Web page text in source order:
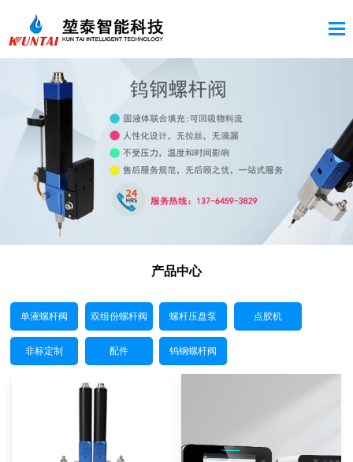
产品中心
单液螺杆阀 双组份螺杆阀 螺杆压盘泵 点胶机
非标定制 配件 钨钢螺杆阀